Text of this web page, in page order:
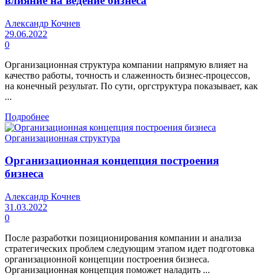
Александр Кочнев
29.06.2022
0
Организационная структура компании напрямую влияет на
качество работы, точность и слаженность бизнес-процессов,
на конечный результат. По сути, оргструктура показывает, как
...
Подробнее
Организационная структура
Организационная концепция построения
бизнеса
Александр Кочнев
31.03.2022
0
После разработки позиционирования компании и анализа
стратегических проблем следующим этапом идет подготовка
организационной концепции построения бизнеса.
Организационная концепция поможет наладить ...